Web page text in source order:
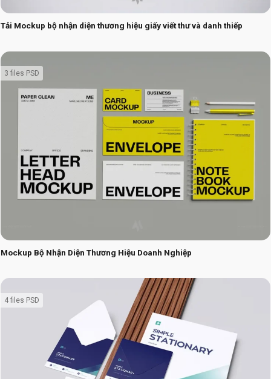
Tải Mockup bộ nhận diện thương hiệu giấy viết thư và danh thiếp
Mockup Bộ Nhận Diện Thương Hiệu Doanh Nghiệp
3 files PSD
4 files PSD